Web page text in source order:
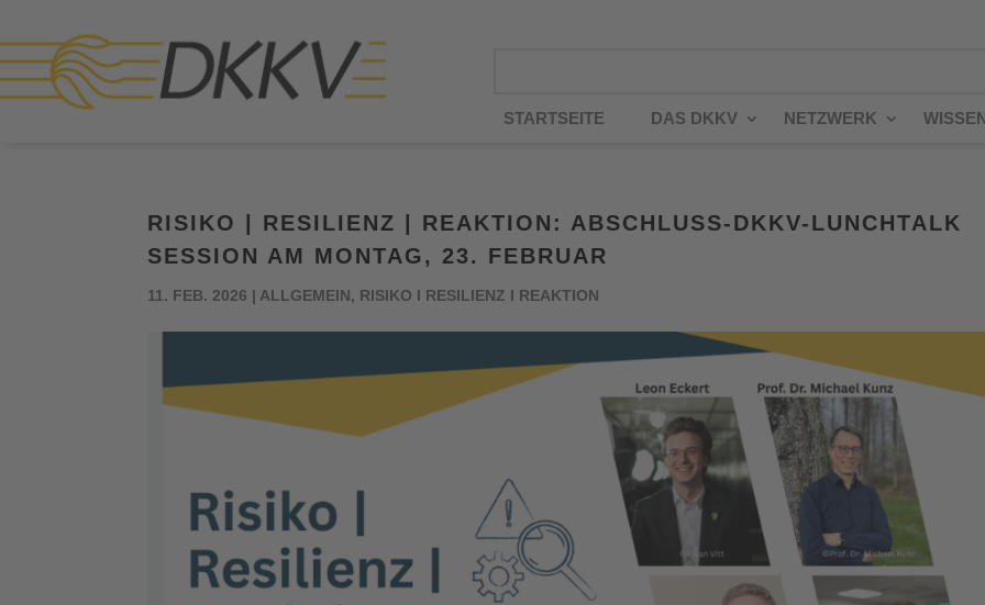
STARTSEITE DAS DKKV NETZWERK
RISIKO | RESILIENZ | REAKTION: ABSCHLUSS-DKKV-LUNCHTALK
SESSION AM MONTAG, 23. FEBRUAR
11. FEB. 2026 | ALLGEMEIN, RISIKO I RESILIENZ I REAKTION